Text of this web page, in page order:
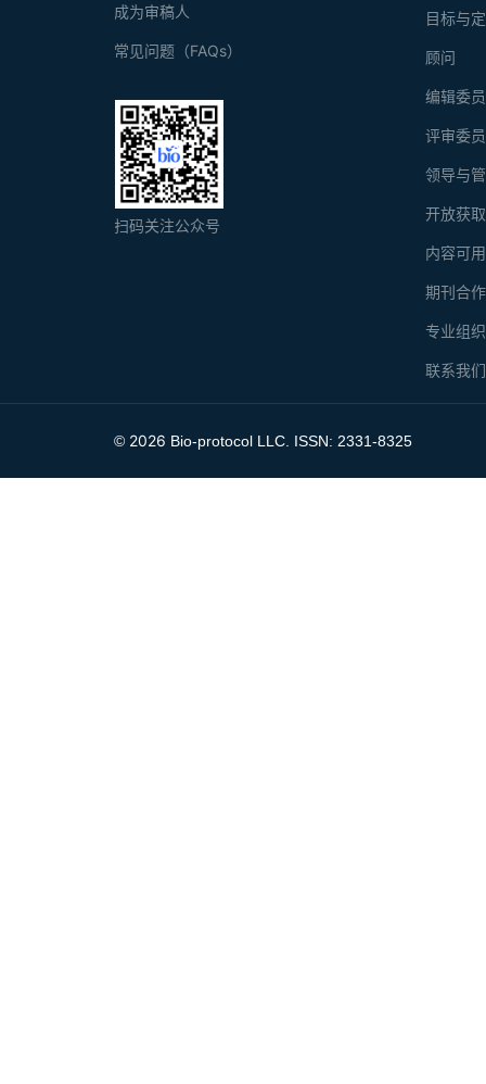
目标与
顾问
编辑委
评审委
领导与
开放获
内容可
期刊合
专业组
联系我们
成为审稿人
常见问题（FAQs）
扫码关注公众号
© 2026 Bio-protocol LLC. ISSN: 2331-8325